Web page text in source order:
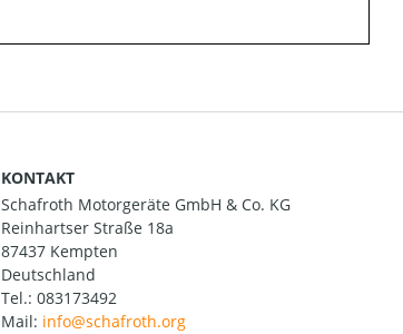
KONTAKT
Schafroth Motorgeräte GmbH & Co. KG
Reinhartser Straße 18a
87437 Kempten
Deutschland
Tel.: 083173492
Mail: